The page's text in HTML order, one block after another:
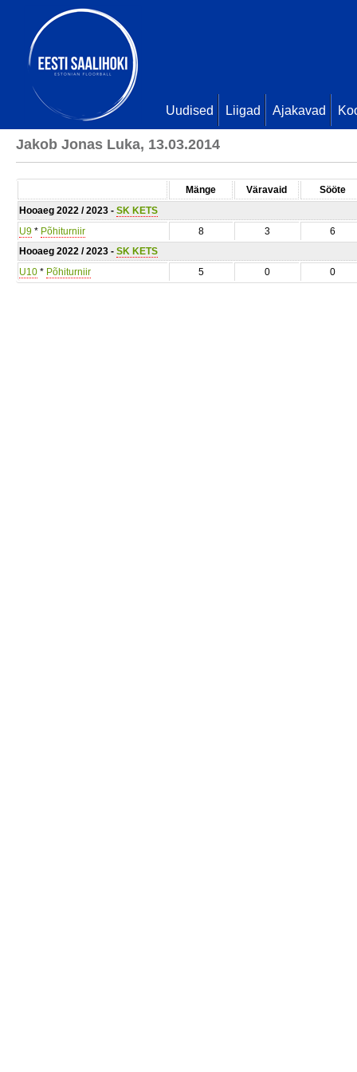
Uudised Liigad Ajakavad
Jakob Jonas Luka, 13.03.2014
Mänge Väravaid
Sööte
Hooaeg 2022 / 2023 - SK KETS
U9 * Põhiturniir 8 3
6
Hooaeg 2022 / 2023 - SK KETS
U10 * Põhiturniir 5 0 0